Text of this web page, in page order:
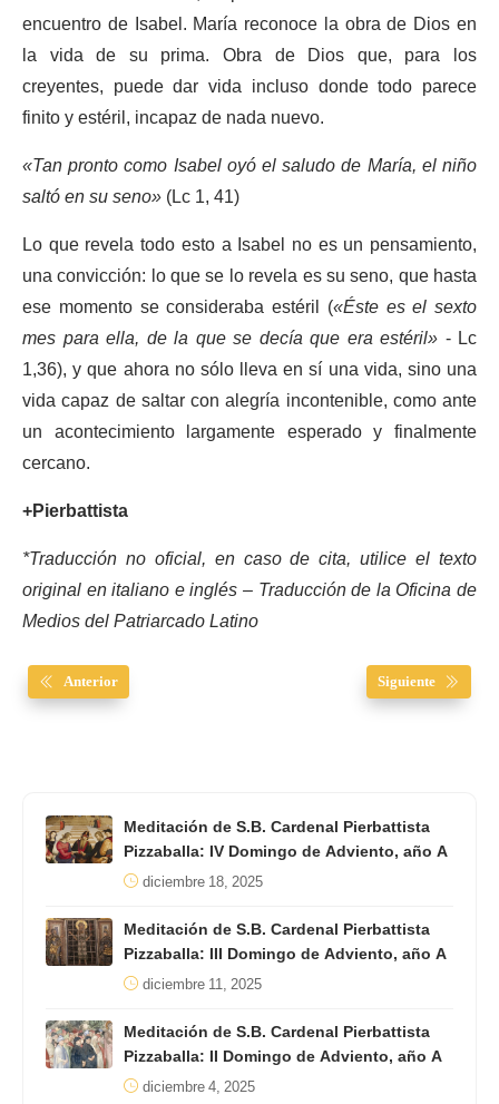
encuentro de Isabel. María reconoce la obra de Dios en
la vida de su prima. Obra de Dios que, para los
creyentes, puede dar vida incluso donde todo parece
finito y estéril, incapaz de nada nuevo.
«Tan pronto como Isabel oyó el saludo de María, el niño
saltó en su seno»(Lc 1, 41)
Lo que revela todo esto a Isabel no es un pensamiento,
una convicción: lo que se lo revela es su seno, que hasta
ese momento se consideraba estéril («Éste es el sexto
mes para ella, de la que se decía que era estéril» - Lc
1,36), y que ahora no sólo lleva en sí una vida, sino una
vida capaz de saltar con alegría incontenible, como ante
un acontecimiento largamente esperado y finalmente
cercano.
+Pierbattista
*Traducción no oficial, en caso de cita, utilice el texto
original en italiano e inglés – Traducción de la Oficina de
Medios del Patriarcado Latino
Anterior Siguiente
Meditación de S.B. Cardenal Pierbattista
Pizzaballa: IV Domingo de Adviento, año A
diciembre 18, 2025
Meditación de S.B. Cardenal Pierbattista
Pizzaballa: III Domingo de Adviento, año A
diciembre 11, 2025
Meditación de S.B. Cardenal Pierbattista
Pizzaballa: II Domingo de Adviento, año A
diciembre 4, 2025